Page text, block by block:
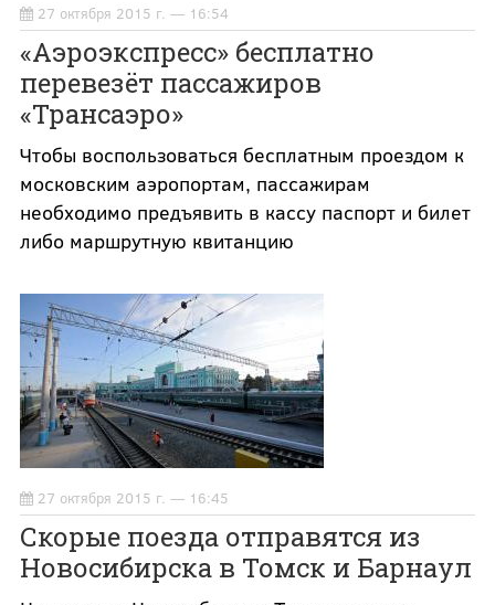
27 октября 2015 г. — 16:54
«Аэроэкспресс» бесплатно
перевезёт пассажиров
«Трансаэро»
Чтобы воспользоваться бесплатным проездом к
московским аэропортам, пассажирам
необходимо предъявить в кассу паспорт и билет
либо маршрутную квитанцию
27 октября 2015 г. — 16:45
Скорые поезда отправятся из
Новосибирска в Томск и Барнаул